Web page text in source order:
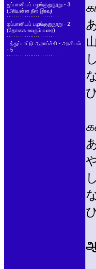
ஜப்பானியப் பழங்குறுநூறு - 3
(பீலியன்ன நீள் இரவு)
ஜப்பானியப் பழங்குறுநூறு - 2
(தோகை உலரும் வரை)
பத்துப்பாட்டு ஆராய்ச்சி - அரசியல்
- 5